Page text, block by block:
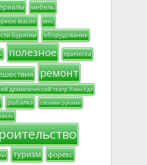
мебель
масло
мчс
Бурятии
оборудование
полезное прическа
ремонт
драматический театр Улан-Удэ
рыбалка
своими руками
туризм форекс